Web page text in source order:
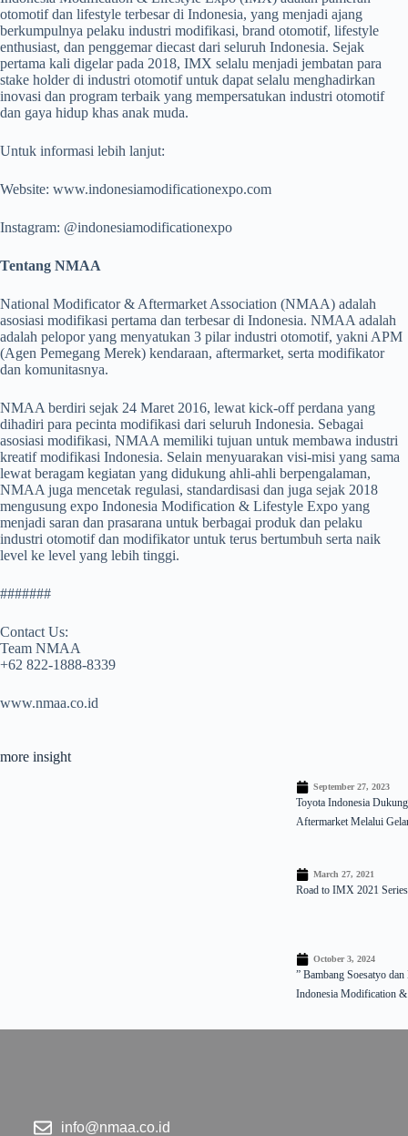
otomotif dan lifestyle terbesar di Indonesia, yang menjadi ajang
berkumpulnya pelaku industri modifikasi, brand otomotif, lifestyle
enthusiast, dan penggemar diecast dari seluruh Indonesia. Sejak
pertama kali digelar pada 2018, IMX selalu menjadi jembatan para
stake holder di industri otomotif untuk dapat selalu menghadirkan
inovasi dan program terbaik yang mempersatukan industri otomotif
dan gaya hidup khas anak muda.
Untuk informasi lebih lanjut:
Website: www.indonesiamodificationexpo.com
Instagram: @indonesiamodificationexpo
Tentang NMAA
National Modificator & Aftermarket Association (NMAA) adalah
asosiasi modifikasi pertama dan terbesar di Indonesia. NMAA adalah
adalah pelopor yang menyatukan 3 pilar industri otomotif, yakni APM
(Agen Pemegang Merek) kendaraan, aftermarket, serta modifikator
dan komunitasnya.
NMAA berdiri sejak 24 Maret 2016, lewat kick-off perdana yang
dihadiri para pecinta modifikasi dari seluruh Indonesia. Sebagai
asosiasi modifikasi, NMAA memiliki tujuan untuk membawa industri
kreatif modifikasi Indonesia. Selain menyuarakan visi-misi yang sama
lewat beragam kegiatan yang didukung ahli-ahli berpengalaman,
NMAA juga mencetak regulasi, standardisasi dan juga sejak 2018
mengusung expo Indonesia Modification & Lifestyle Expo yang
menjadi saran dan prasarana untuk berbagai produk dan pelaku
industri otomotif dan modifikator untuk terus bertumbuh serta naik
level ke level yang lebih tinggi.
#######
Contact Us:
Team NMAA
+62 822-1888-8339
www.nmaa.co.id
more insight
September 27, 2023
Toyota Indonesia
Aftermarket Melalui
March 27, 2021
Road to IMX 2021
October 3, 2024
” Bambang Soesatyo
Indonesia Modification
info@nmaa.co.id